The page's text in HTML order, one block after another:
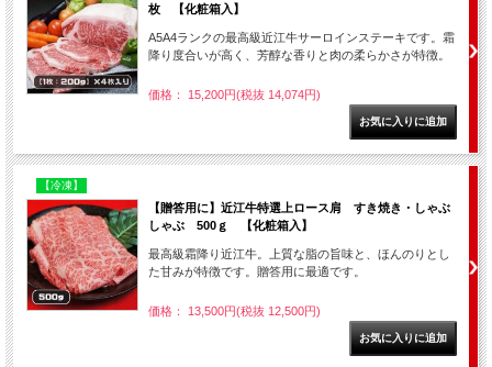
枚 【化粧箱入】
A5A4ランクの最高級近江牛サーロインステーキです。霜
降り度合いが高く、芳醇な香りと肉の柔らかさが特徴。
価格： 15,200円(税抜 14,074円)
【冷凍】
【贈答用に】近江牛特選上ロース肩 すき焼き・しゃぶ
しゃぶ 500ｇ 【化粧箱入】
最高級霜降り近江牛。上質な脂の旨味と、ほんのりとし
た甘みが特徴です。贈答用に最適です。
価格： 13,500円(税抜 12,500円)